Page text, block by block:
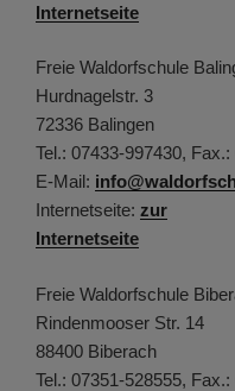
Internetseite
Freie Waldorfschule
Hurdnagelstr. 3
72336 Balingen
Tel.: 07433-997430,
E-Mail:
Internetseite: zur
Internetseite
Freie Waldorfschule
Rindenmooser Str. 14
88400 Biberach
Tel.: 07351-528555,